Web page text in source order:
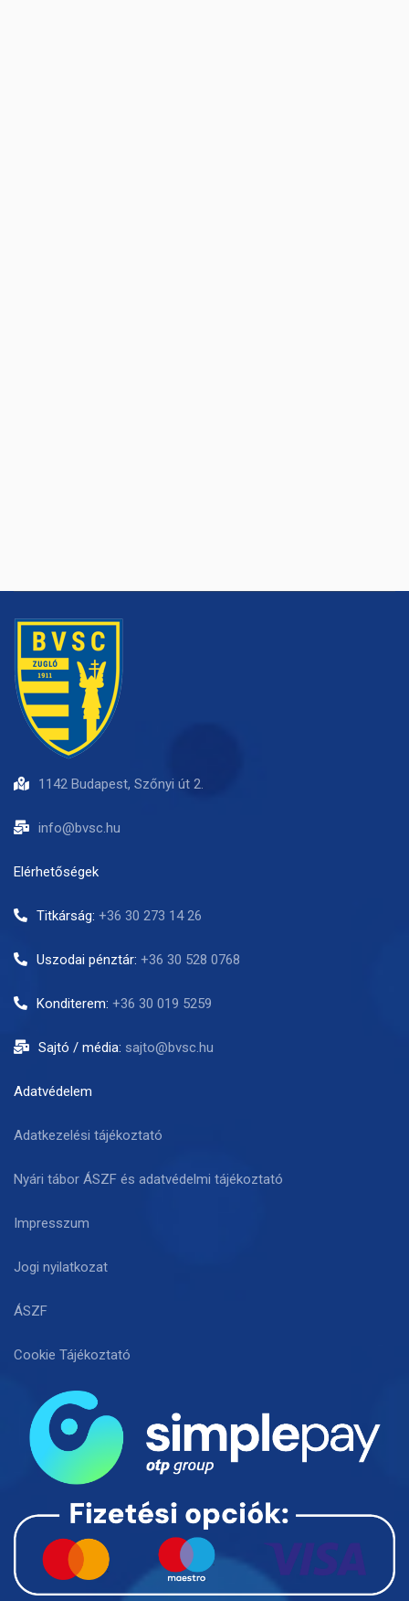
1142 Budapest, Szőnyi út 2.
info@bvsc.hu
Elérhetőségek
Titkárság: +36 30 273 14 26
Uszodai pénztár: +36 30 528 0768
Konditerem: +36 30 019 5259
Sajtó / média: sajto@bvsc.hu
Adatvédelem
Adatkezelési tájékoztató
Nyári tábor ÁSZF és adatvédelmi tájékoztató
Impresszum
Jogi nyilatkozat
ÁSZF
Cookie Tájékoztató